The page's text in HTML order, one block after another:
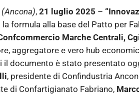
, 21 luglio 2025 –
la formula alla base del Patto per
Marche Centrali,
aggregatore e vero hub
il documento è stato presentato
, presidente di Confindustria
di Confartigianato Fabriano,